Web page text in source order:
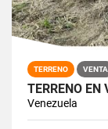
TERRENO VENTA
TERRENO EN
Venezuela